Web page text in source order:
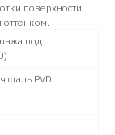
поверхности
под
PVD